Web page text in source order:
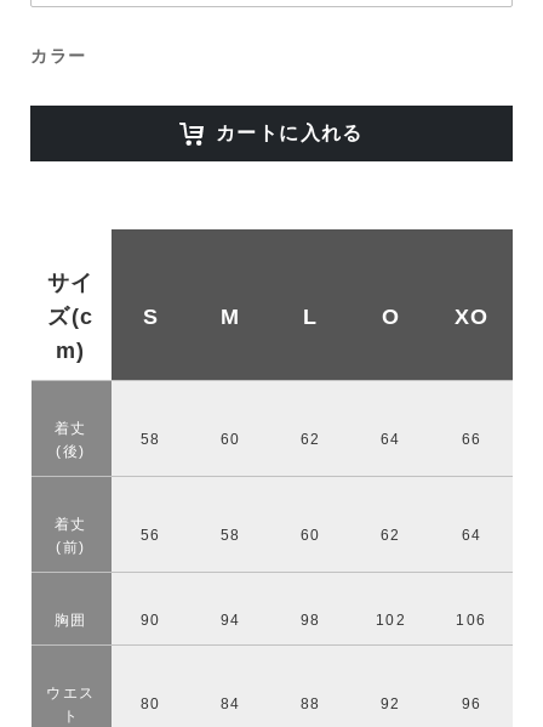
カラー
カートに入れる
サイ
ズ(c
m)
S M L O XO
着丈
(後)
58 60 62 64 66
着丈
(前)
56 58 60 62 64
胸囲 90 94 98 102 106
ウエス
ト
80 84 88 92 96